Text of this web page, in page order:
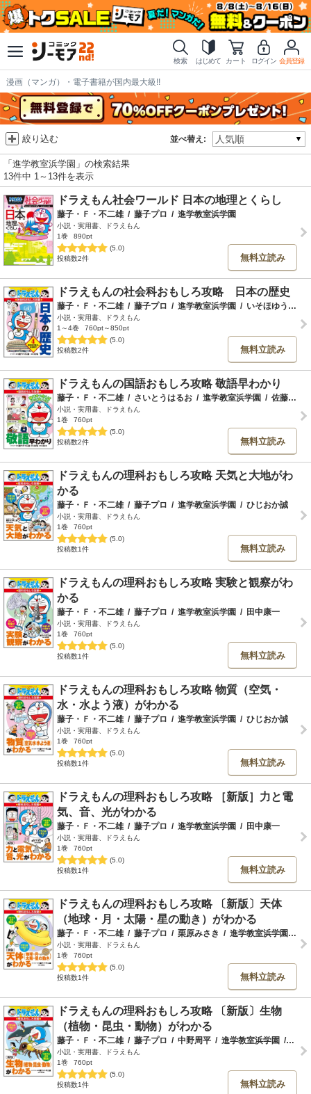
検索 はじめて カート ログイン 会員登録
漫画（マンガ）・電子書籍が国内最大級!!
並べ替え:
絞り込む
「進学教室浜学園」の検索結果
13件中 1～13件を表示
ドラえもん社会ワールド 日本の地理とくらし
藤子・Ｆ・不二雄 / 藤子プロ / 進学教室浜学園
小説・実用書、ドラえもん
1巻
890pt
(5.0)
投稿数2件
無料立読み
ドラえもんの社会科おもしろ攻略 日本の歴史
藤子・Ｆ・不二雄 / 藤子プロ / 進学教室浜学園 / いそほゆうすけ
小説・実用書、ドラえもん
1～4巻
760pt～850pt
(5.0)
投稿数2件
無料立読み
ドラえもんの国語おもしろ攻略 敬語早わかり
藤子・Ｆ・不二雄 / さいとうはるお / 進学教室浜学園 / 佐藤友樹
小説・実用書、ドラえもん
1巻
760pt
(5.0)
投稿数2件
無料立読み
ドラえもんの理科おもしろ攻略 天気と大地がわ
かる
藤子・Ｆ・不二雄 / 藤子プロ / 進学教室浜学園 / ひじおか誠
小説・実用書、ドラえもん
1巻
760pt
(5.0)
投稿数1件
無料立読み
ドラえもんの理科おもしろ攻略 実験と観察がわ
かる
藤子・Ｆ・不二雄 / 藤子プロ / 進学教室浜学園 / 田中康一
小説・実用書、ドラえもん
1巻
760pt
(5.0)
投稿数1件
無料立読み
ドラえもんの理科おもしろ攻略 物質（空気・
水・水よう液）がわかる
藤子・Ｆ・不二雄 / 藤子プロ / 進学教室浜学園 / ひじおか誠
小説・実用書、ドラえもん
1巻
760pt
(5.0)
投稿数1件
無料立読み
ドラえもんの理科おもしろ攻略 ［新版］力と電
気、音、光がわかる
藤子・Ｆ・不二雄 / 藤子プロ / 進学教室浜学園 / 田中康一
小説・実用書、ドラえもん
1巻
760pt
(5.0)
投稿数1件
無料立読み
ドラえもんの理科おもしろ攻略 〔新版〕天体
（地球・月・太陽・星の動き）がわかる
藤子・Ｆ・不二雄 / 藤子プロ / 栗原みさき / 進学教室浜学園 /
小説・実用書、ドラえもん
1巻
760pt
(5.0)
投稿数1件
無料立読み
ドラえもんの理科おもしろ攻略 〔新版〕生物
（植物・昆虫・動物）がわかる
藤子・Ｆ・不二雄 / 藤子プロ / 中野周平 / 進学教室浜学園 / 川嶋
小説・実用書、ドラえもん
1巻
760pt
(5.0)
投稿数1件
無料立読み